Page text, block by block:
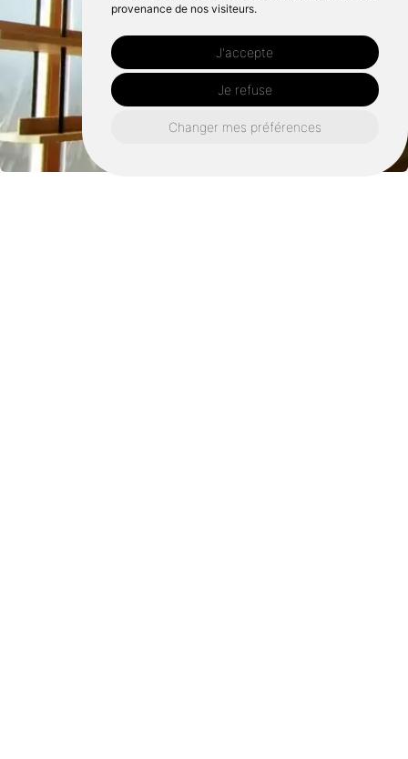
provenance de nos visiteurs.
J'accepte
Je refuse
Changer mes préférences